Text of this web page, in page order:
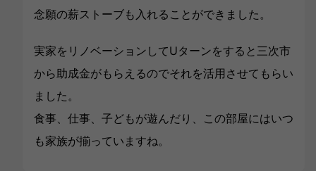
念願の薪ストーブも入れることができました。
実家をリノベーションしてUターンをすると三次市
から助成金がもらえるのでそれを活用させてもらい
ました。
食事、仕事、子どもが遊んだり、この部屋にはいつ
も家族が揃っていますね。